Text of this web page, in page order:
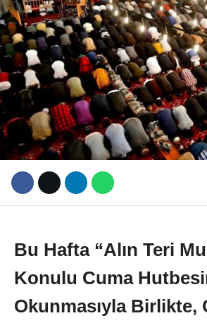
Bu Hafta “Alın Teri
Konulu Cuma
Okunmasıyla Birlikte,